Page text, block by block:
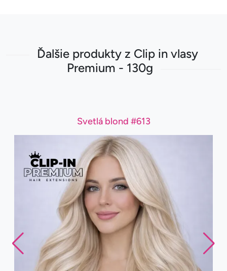
Ďalšie produkty z Clip in vlasy
Premium - 130g
Svetlá blond #613